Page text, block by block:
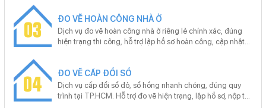
vẽ chính xác có thể quyết định việc bạn tiết kiệm hàng
chục triệu đồng và tránh những rắc rối pháp lý kéo dài
nhiều năm. BK-SAIGON – với đội ngũ kỹ thuật viên giàu
chóng, chuẩn xác, giá hợp lý, đáp ứng yêu cầu của cả cá
nhân lẫn doanh nghiệp.
03
ĐO VẼ HOÀN CÔNG NHÀ Ở
Dịch vụ đo vẽ hoàn công nhà ở riêng lẻ chính xác, đúng
hiện trạng thi công, hỗ trợ lập hồ sơ hoàn công, cập nhật
hệ BK-SAIGON gặp Mr. Hoan - 0977 960 616
04
ĐO VẼ CẤP ĐỔI SỔ
Dịch vụ cấp đổi sổ đỏ, sổ hồng nhanh chóng, đúng quy
trình tại TP.HCM. Hỗ trợ đo vẽ hiện trạng, lập hồ sơ, nộp tại